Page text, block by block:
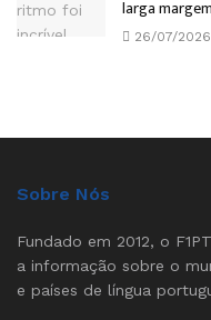
larga
26/07/2026
Sobre Nós
Fundado em 2012, o
a informação sobre o
e países de língua